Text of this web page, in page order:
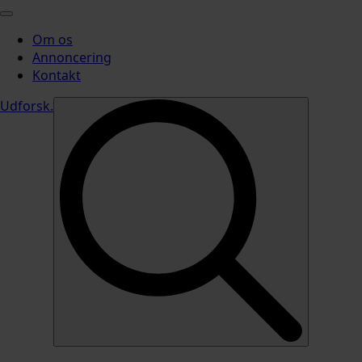
Om os
Annoncering
Kontakt
Udforsk.